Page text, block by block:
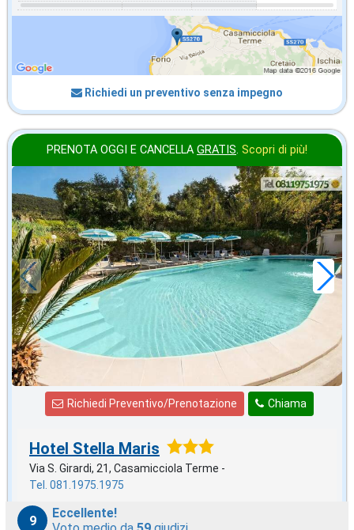
Richiedi un preventivo senza impegno
PRENOTA OGGI E CANCELLA GRATIS. Scopri di più!
ottobre
in offerta da
€49,86
a notte
Chiama
Richiedi Preventivo/Prenotazione
Hotel Stella Maris
Via S. Girardi, 21, Casamicciola Terme -
Tel. 081.1975.1975
9
Eccellente!